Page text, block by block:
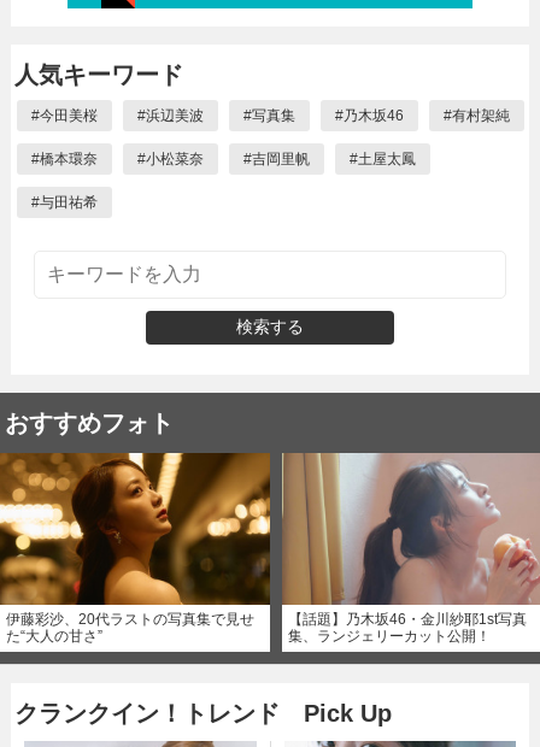
人気キーワード
#今田美桜 #浜辺美波 #写真集 #乃木坂46 #有村架純
#橋本環奈 #小松菜奈 #吉岡里帆 #土屋太鳳
#与田祐希
検索する
おすすめフォト
伊藤彩沙、20代ラストの写真集で見せ
た“大人の甘さ”
【話題】乃木坂46・金川紗耶1st写真
集、ランジェリーカット公開！
クランクイン！トレンド Pick Up